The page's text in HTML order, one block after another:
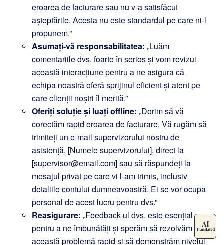
eroarea de facturare sau nu v-a satisfăcut
așteptările. Acesta nu este standardul pe care ni-l
propunem.”
Asumați-vă responsabilitatea: „Luăm
comentariile dvs. foarte în serios și vom revizui
această interacțiune pentru a ne asigura că
echipa noastră oferă sprijinul eficient și atent pe
care clienții noștri îl merită.”
Oferiți soluție și luați offline: „Dorim să vă
corectăm rapid eroarea de facturare. Vă rugăm să
trimiteți un e-mail supervizorului nostru de
asistență, [Numele supervizorului], direct la
[supervisor@email.com] sau să răspundeți la
mesajul privat pe care vi l-am trimis, inclusiv
detaliile contului dumneavoastră. Ei se vor ocupa
personal de acest lucru pentru dvs.”
Reasigurare: „Feedback-ul dvs. este esențial
pentru a ne îmbunătăți și sperăm să rezolvăm
această problemă rapid și să demonstrăm nivelul